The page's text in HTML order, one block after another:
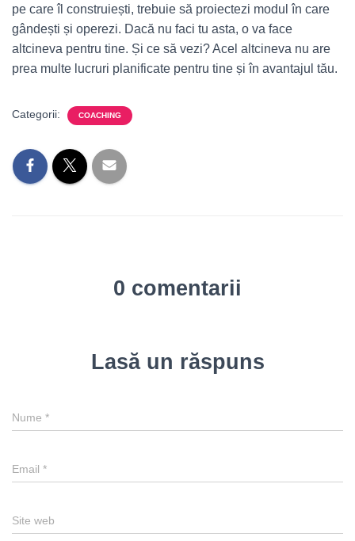
pe care îl construiești, trebuie să proiectezi modul în care
gândești și operezi. Dacă nu faci tu asta, o va face
altcineva pentru tine. Și ce să vezi? Acel altcineva nu are
prea multe lucruri planificate pentru tine și în avantajul tău.
Categorii: COACHING
0 comentarii
Lasă un răspuns
Nume *
Email *
Site web